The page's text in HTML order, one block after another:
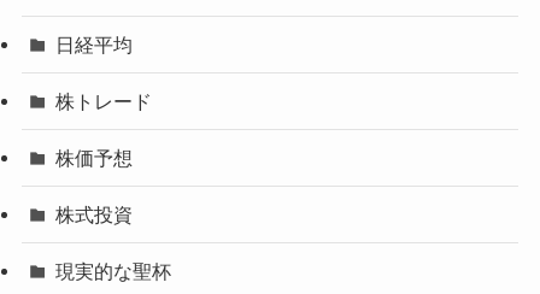
日経平均
株トレード
株価予想
株式投資
現実的な聖杯